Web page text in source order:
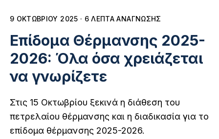
9 ΟΚΤΩΒΡΊΟΥ 2025 · 6 ΛΕΠΤΆ ΑΝΆΓΝΩΣΗΣ
Επίδομα Θέρμανσης 2025-
2026: Όλα όσα χρειάζεται
να γνωρίζετε
Στις 15 Οκτωβρίου ξεκινά η διάθεση του
πετρελαίου θέρμανσης και η διαδικασία για το
επίδομα θέρμανσης 2025-2026.